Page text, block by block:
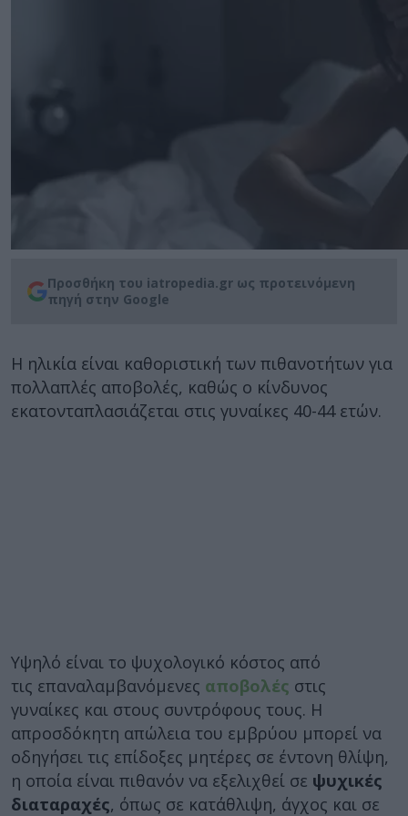
Προσθήκη του iatropedia.gr ως προτεινόμενη
πηγή στην Google
Η ηλικία είναι καθοριστική των πιθανοτήτων για
πολλαπλές αποβολές, καθώς ο κίνδυνος
εκατονταπλασιάζεται στις γυναίκες 40-44 ετών.
Υψηλό είναι το ψυχολογικό κόστος από
τις επαναλαμβανόμενες αποβολές στις
γυναίκες και στους συντρόφους τους. Η
απροσδόκητη απώλεια του εμβρύου μπορεί να
οδηγήσει τις επίδοξες μητέρες σε έντονη θλίψη,
η οποία είναι πιθανόν να εξελιχθεί σε ψυχικές
διαταραχές, όπως σε κατάθλιψη, άγχος και σε